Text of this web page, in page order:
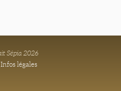
Sépia 2026
Infos légales